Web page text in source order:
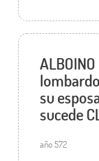
su
sucede
año 572